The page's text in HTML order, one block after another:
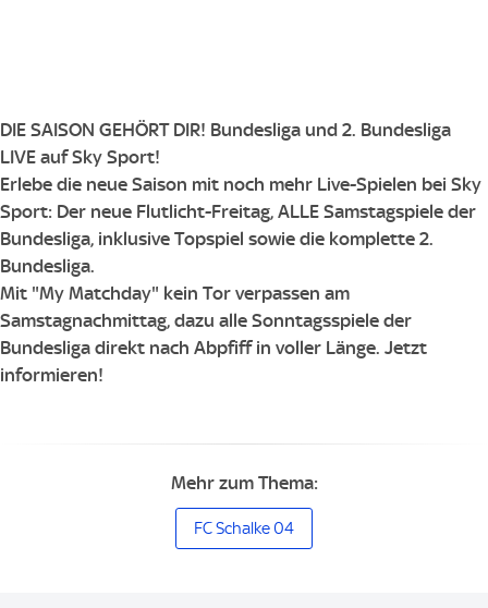
DIE SAISON GEHÖRT DIR! Bundesliga und 2. Bundesliga
LIVE auf Sky Sport!
Erlebe die neue Saison mit noch mehr Live-Spielen bei Sky
Sport: Der neue Flutlicht-Freitag, ALLE Samstagspiele der
Bundesliga, inklusive Topspiel sowie die komplette 2.
Bundesliga.
Mit "My Matchday" kein Tor verpassen am
Samstagnachmittag, dazu alle Sonntagsspiele der
Bundesliga direkt nach Abpfiff in voller Länge. Jetzt
informieren!
Mehr zum Thema:
FC Schalke 04